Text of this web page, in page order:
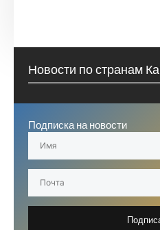
Новости по странам
Подписка на новости